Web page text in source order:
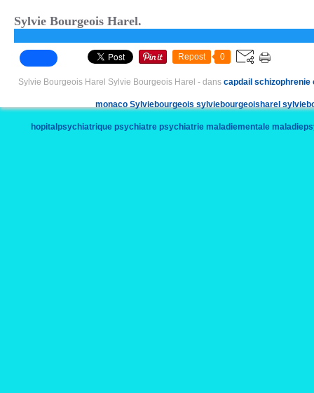
Sylvie Bourgeois Harel.
Repost 0
Sylvie Bourgeois Harel Sylvie Bourgeois Harel - dans capdail schizophrenie
monaco Sylviebourgeois sylviebourgeoisharel
hopitalpsychiatrique psychiatre psychiatrie maladiementale